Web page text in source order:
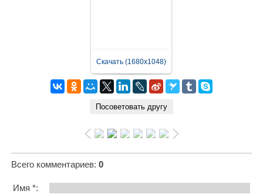
Скачать (1680x1048)
Всего комментариев: 0
Имя *: